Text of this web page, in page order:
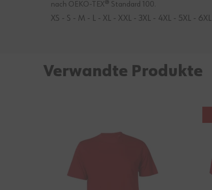
nach OEKO-TEX® Standard 100.
XS - S - M - L - XL - XXL - 3XL - 4XL - 5XL - 6XL
Verwandte Produkte